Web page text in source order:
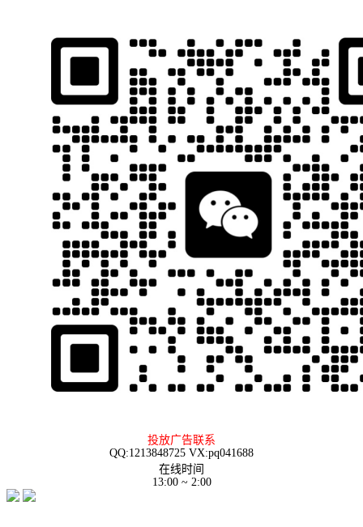
投放广告联系
QQ:1213848725 VX:pq041688
在线时间
13:00 ~ 2:00